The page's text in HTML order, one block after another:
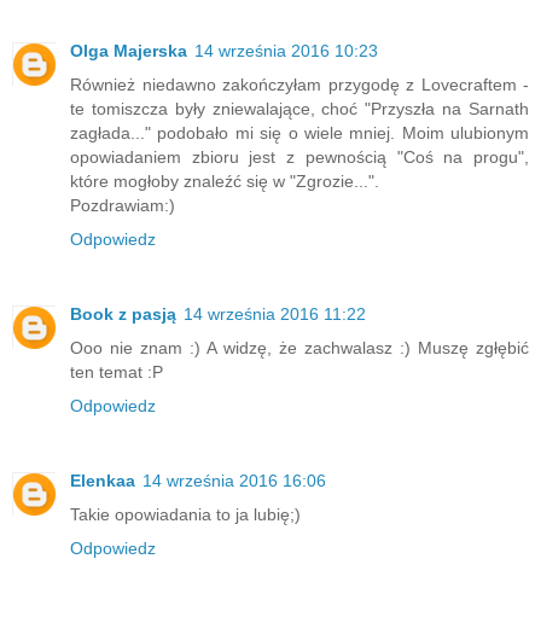
Olga Majerska 14 września 2016 10:23
Również niedawno zakończyłam przygodę z Lovecraftem -
te tomiszcza były zniewalające, choć "Przyszła na Sarnath
zagłada..." podobało mi się o wiele mniej. Moim ulubionym
opowiadaniem zbioru jest z pewnością "Coś na progu",
które mogłoby znaleźć się w "Zgrozie...".
Pozdrawiam:)
Odpowiedz
Book z pasją 14 września 2016 11:22
Ooo nie znam :) A widzę, że zachwalasz :) Muszę zgłębić
ten temat :P
Odpowiedz
Elenkaa 14 września 2016 16:06
Takie opowiadania to ja lubię;)
Odpowiedz